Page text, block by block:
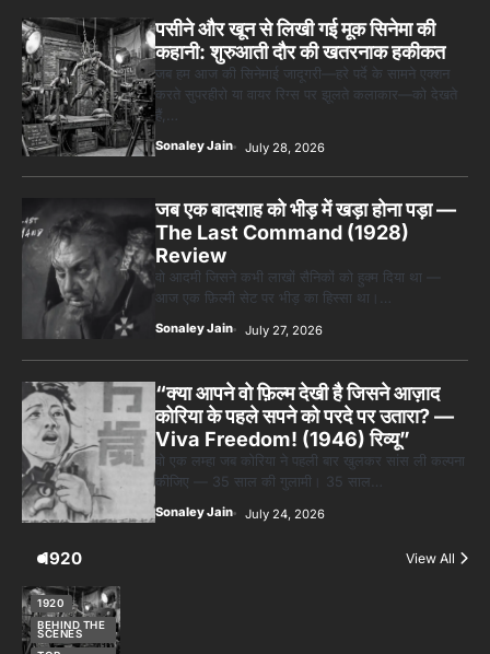
पसीने और खून से लिखी गई मूक सिनेमा की
कहानी: शुरुआती दौर की खतरनाक हकीकत
जब हम आज की सिनेमाई जादूगरी—हरे पर्दे के सामने एक्शन
करते सुपरहीरो या वायर रिग्स पर झूलते कलाकार—को देखते
हैं,…
Sonaley Jain July 28, 2026
जब एक बादशाह को भीड़ में खड़ा होना पड़ा —
The Last Command (1928)
Review
वो आदमी जिसने कभी लाखों सैनिकों को हुक्म दिया था —
आज एक फ़िल्मी सेट पर भीड़ का हिस्सा था।…
Sonaley Jain July 27, 2026
“क्या आपने वो फ़िल्म देखी है जिसने आज़ाद
कोरिया के पहले सपने को परदे पर उतारा? —
Viva Freedom! (1946) रिव्यू”
वो एक लम्हा जब कोरिया ने पहली बार खुलकर सांस ली कल्पना
कीजिए — 35 साल की गुलामी। 35 साल…
Sonaley Jain July 24, 2026
1920 View All
1920
BEHIND THE
SCENES